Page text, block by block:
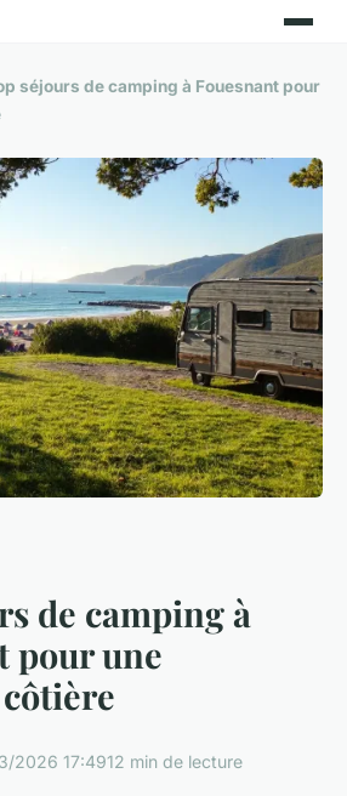
séjours de camping à Fouesnant pour
de camping à
pour une
2026 17:4912 min de lecture